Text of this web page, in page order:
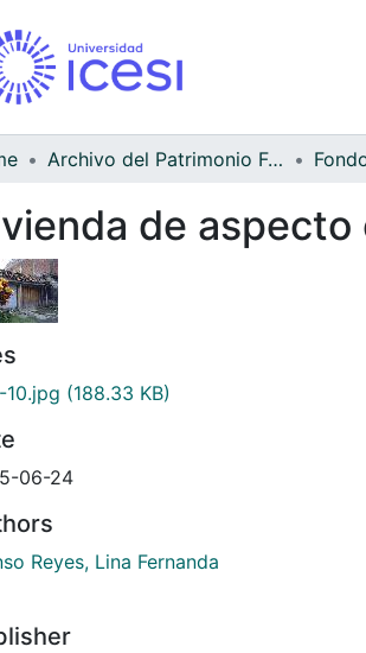
Archivo del Patrimonio Fotográfico y Fílmico del Valle del Cauca
de aspecto
10.jpg (188.33 KB)
06-24
Reyes, Lina Fernanda